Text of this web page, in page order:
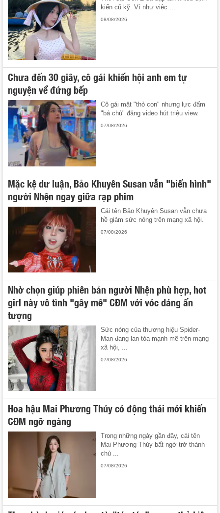
kiến cũ kỹ. Ví như việc ...
08/08/2026
Chưa đến 30 giây, cô gái khiến hội anh em tự
nguyện về đứng bếp
Cô gái mặt "thỏ con" nhưng lực đấm
"bá chủ" đăng video hút triệu view.
07/08/2026
Mặc kệ dư luận, Bảo Khuyên Susan vẫn "biến hình"
người Nhện ngay giữa rạp phim
Cái tên Bảo Khuyên Susan vẫn chưa
hề giảm sức nóng trên mạng xã hội.
07/08/2026
Nhờ chọn giúp phiên bản người Nhện phù hợp, hot
girl này vô tình "gây mê" CĐM với vóc dáng ấn
tượng
Sức nóng của thương hiệu Spider-
Man đang lan tỏa mạnh mẽ trên mạng
xã hội, ...
07/08/2026
Hoa hậu Mai Phương Thúy có động thái mới khiến
CĐM ngỡ ngàng
Trong những ngày gần đây, cái tên
Mai Phương Thúy bất ngờ trở thành
chủ ...
07/08/2026